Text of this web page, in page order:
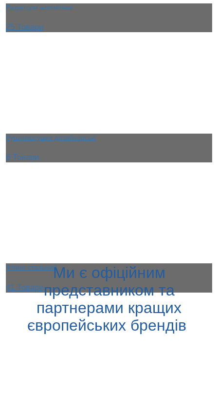
Радіатори алюмінієві
25 Товари
Рушникосушки дизайнерські
6 Товари
Фітинг стальний
41 Товари
Ми є офіційним
представником та
партнерами кращих
європейських брендів